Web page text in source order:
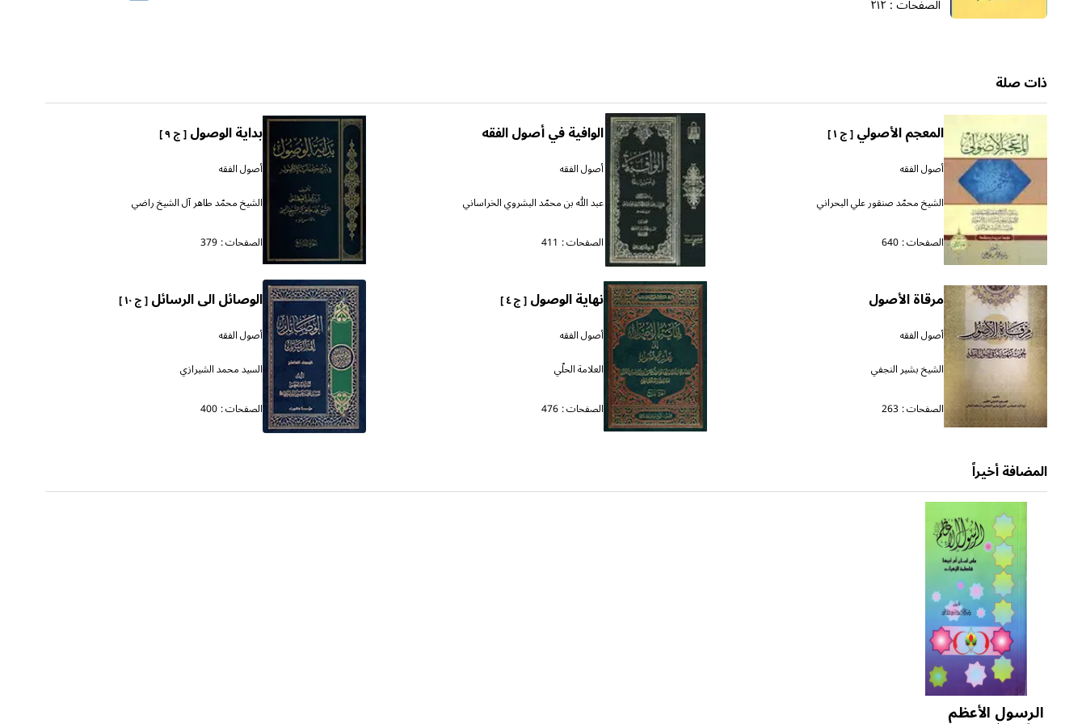
الصفحات : ٢١٢
ذات صلة
المعجم الأصولي[ ج ١ ]
أصول الفقه
الشيخ محمّد صنقور علي البحراني
الصفحات : 640
الوافية في أصول الفقه
أصول الفقه
عبد الله بن محمّد البشروي الخراساني
الصفحات : 411
بداية الوصول[ ج ٩ ]
أصول الفقه
الشيخ محمّد طاهر آل الشيخ راضي
الصفحات : 379
مرقاة الأصول
أصول الفقه
الشيخ بشير النجفي
الصفحات : 263
نهاية الوصول[ ج ٤ ]
أصول الفقه
العلامة الحلّي
الصفحات : 476
الوصائل الى الرسائل[ ج ١٠ ]
أصول الفقه
السيد محمد الشيرازي
الصفحات : 400
المضافة أخيراً
الرسول الأعظم